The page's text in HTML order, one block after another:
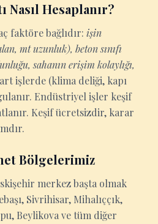
Nasıl Hesaplanır?
faktöre bağlıdır: işin
mt uzunluk), beton sınıfı
sahanın erişim kolaylığı,
işlerde (klima deliği, kapı
Endüstriyel işler keşif
Keşif ücretsizdir, karar
Bölgelerimiz
merkez başta olmak
Sivrihisar, Mihalıççık,
Beylikova ve tüm diğer